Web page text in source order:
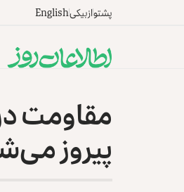
پشتوازبیکیEnglish
مقاومت
پیروز